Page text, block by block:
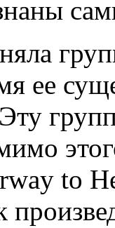
ее
to